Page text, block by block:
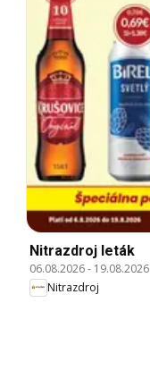
Nitrazdroj leták
06.08.2026- 19.08.2026
Nitrazdroj